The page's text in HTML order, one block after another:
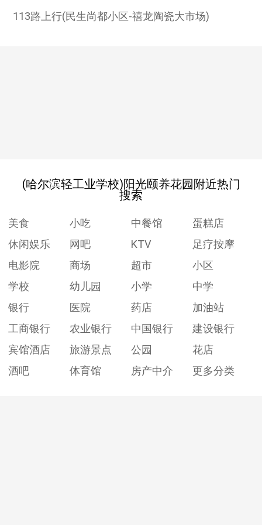
113路上行(民生尚都小区-禧龙陶瓷大市场)
(哈尔滨轻工业学校)阳光颐养花园附近热门
搜索
美食 小吃 中餐馆
蛋糕店
休闲娱乐
网吧 KTV
足疗按摩
电影院
商场 超市
小区
学校
幼儿园 小学
中学
银行
医院 药店
加油站
工商银行
农业银行 中国银行
建设银行
宾馆酒店
旅游景点 公园
花店
酒吧
体育馆 房产中介 更多分类